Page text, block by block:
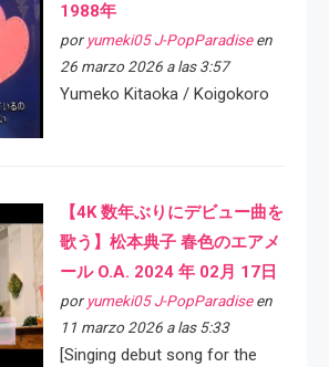
1988年
por yumeki05 J-PopParadiseen
26 marzo 2026 a las 3:57
Yumeko Kitaoka / Koigokoro
【4K 数年ぶりにデビュー曲を
歌う】松本典子 春色のエアメ
ール O.A. 2024 年 02月 17日
por yumeki05 J-PopParadiseen
11 marzo 2026 a las 5:33
[Singing debut song for the